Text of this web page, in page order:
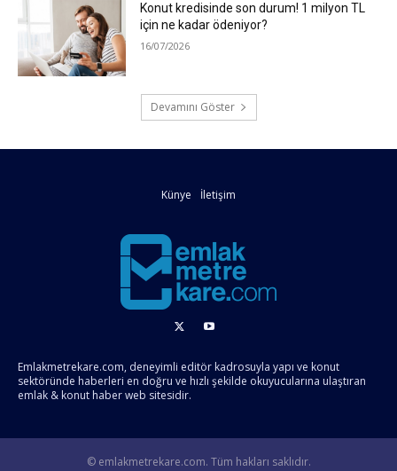
Konut kredisinde son durum! 1 milyon TL
için ne kadar ödeniyor?
16/07/2026
Devamını Göster
Künye İletişim
Emlakmetrekare.com, deneyimli editör kadrosuyla yapı ve konut
sektöründe haberleri en doğru ve hızlı şekilde okuyucularına ulaştıran
emlak & konut haber web sitesidir.
© emlakmetrekare.com. Tüm hakları saklıdır.